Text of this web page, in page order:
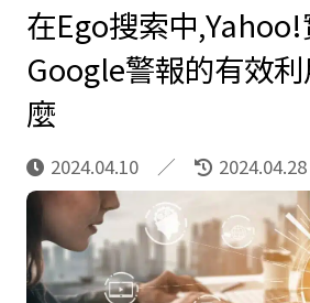
在Ego搜索中
Google警報的有效
麼
2024.04.10 2024.04.28